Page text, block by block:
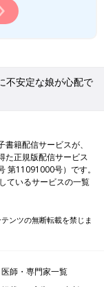
不安定な娘が心配で
籍配信サービスが、
た正規版配信サービス
第11091000号）です。
ているサービスの一覧
ンツの無断転載を禁じま
医師・専門家一覧